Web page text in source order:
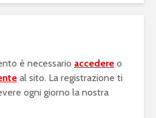
è necessario accedere o
al sito. La registrazione ti
ogni giorno la nostra